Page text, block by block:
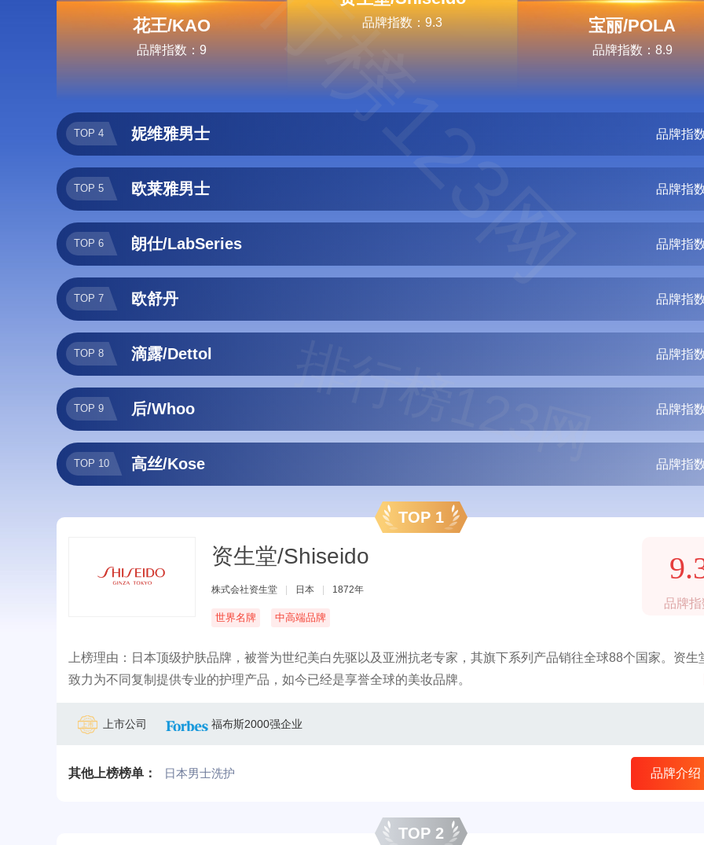
花王/KAO
品牌指数：9
品牌指数：9.3 宝丽/POLA
品牌指数：8.9
TOP 4 妮维雅男士 品牌指
TOP 5 欧莱雅男士 品牌指
TOP 6 朗仕/LabSeries 品牌指
TOP 7 欧舒丹 品牌指
TOP 8 滴露/Dettol 品牌指
TOP 9 后/Whoo 品牌指
TOP 10 高丝/Kose 品牌指
TOP 1
资生堂/Shiseido
株式会社资生堂 日本 1872年
世界名牌 中高端品牌
品牌指
上榜理由：日本顶级护肤品牌，被誉为世纪美白先驱以及亚洲抗老专家，其旗下系列产品销往全球88个国家。资生
致力为不同复制提供专业的护理产品，如今已经是享誉全球的美妆品牌。
上市公司 福布斯2000强企业
其他上榜榜单： 日本男士洗护 品牌介绍
TOP 2
排行榜123网
排行榜123网